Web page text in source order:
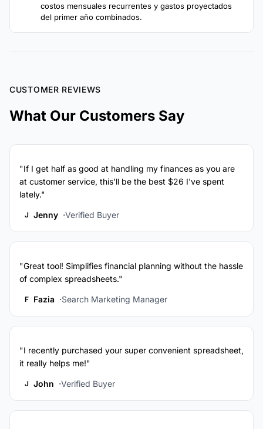
costos mensuales recurrentes y gastos proyectados
del primer año combinados.
CUSTOMER REVIEWS
What Our Customers Say
"If I get half as good at handling my finances as you are
at customer service, this'll be the best $26 I've spent
lately."
J Jenny Verified Buyer
"Great tool! Simplifies financial planning without the hassle
of complex spreadsheets."
F Fazia Search Marketing Manager
"I recently purchased your super convenient spreadsheet,
it really helps me!"
J John Verified Buyer